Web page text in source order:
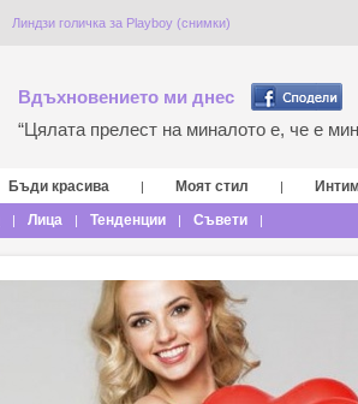
Линдзи голичка за Playboy (снимки)
Вдъхновението ми днес
“Цялата прелест на миналото е, че е
Бъди красива | Моят стил |
| Лица | Тенденции | Съвети |